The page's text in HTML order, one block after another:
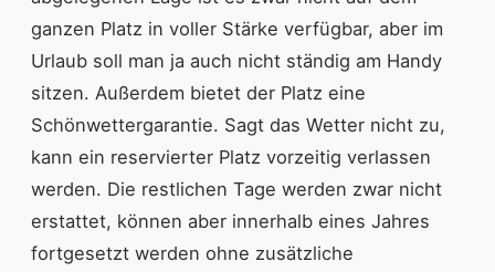
ganzen Platz in voller Stärke verfügbar, aber im
Urlaub soll man ja auch nicht ständig am Handy
sitzen. Außerdem bietet der Platz eine
Schönwettergarantie. Sagt das Wetter nicht zu,
kann ein reservierter Platz vorzeitig verlassen
werden. Die restlichen Tage werden zwar nicht
erstattet, können aber innerhalb eines Jahres
fortgesetzt werden ohne zusätzliche